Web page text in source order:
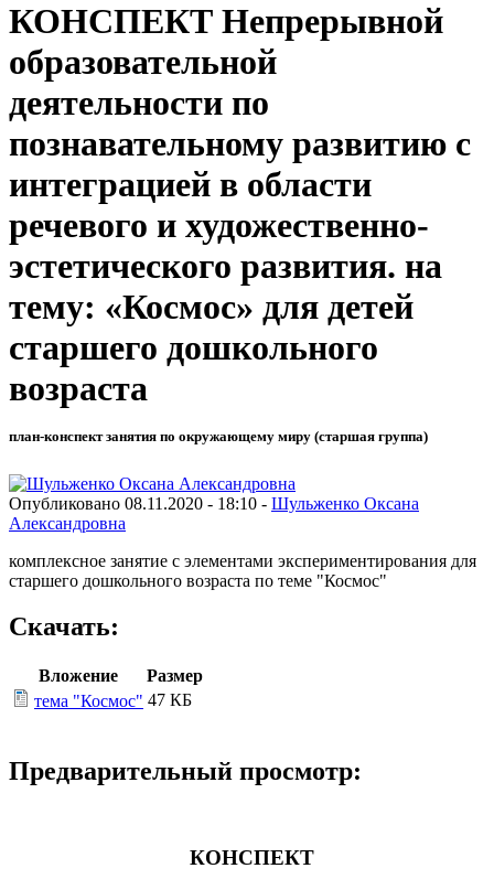
КОНСПЕКТ Непрерывной
образовательной
деятельности по
познавательному развитию с
интеграцией в области
речевого и художественно-
эстетического развития. на
тему: «Космос» для детей
старшего дошкольного
возраста
план-конспект занятия по окружающему миру (старшая группа)
Опубликовано 08.11.2020 - 18:10 - Шульженко Оксана
Александровна
комплексное занятие с элементами экспериментирования для
старшего дошкольного возраста по теме "Космос"
Скачать:
Вложение
Размер
тема "Космос" 47 КБ
Предварительный просмотр:
КОНСПЕКТ